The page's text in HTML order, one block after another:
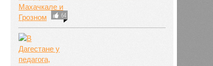
64